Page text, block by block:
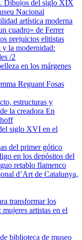
Dibujos del siglo XIX
Nacional
artística moderna
cuadro» de Ferrer
prejuicios elitistas
la modernidad:
/2
en los márgenes
Reguant Fosas
estructuras y
la creadora En
siglo XVI en el
del primer gótico
en los depósitos del
retablo flamenco
d’Art de Catalunya,
transformar los
artistas en el
biblioteca de museo